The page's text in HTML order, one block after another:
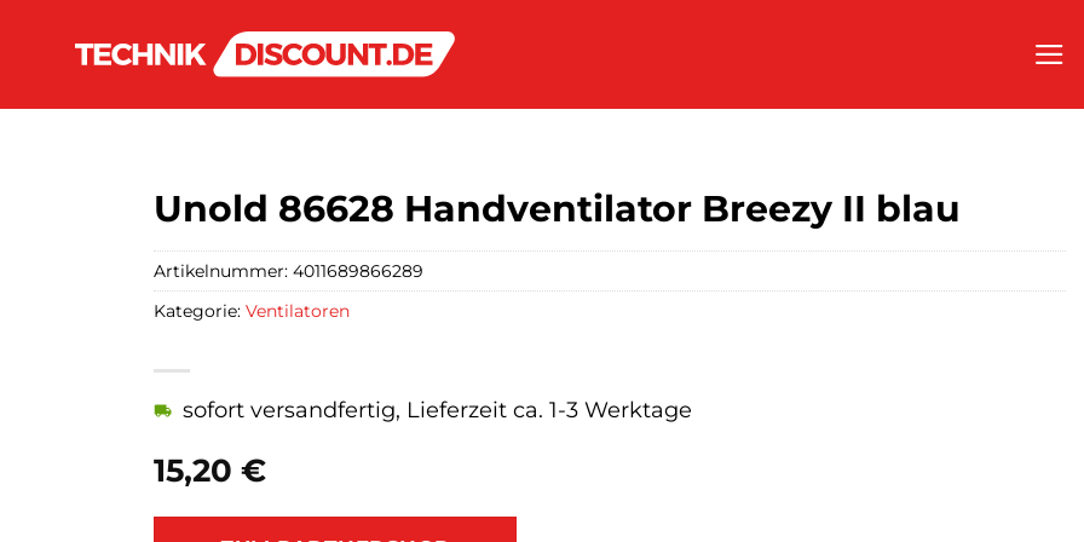
Unold 86628 Handventilator Breezy II blau
15,20 €
sofort versandfertig, Lieferzeit ca. 1-3 Werktage
Artikelnummer: 4011689866289
Kategorie: Ventilatoren